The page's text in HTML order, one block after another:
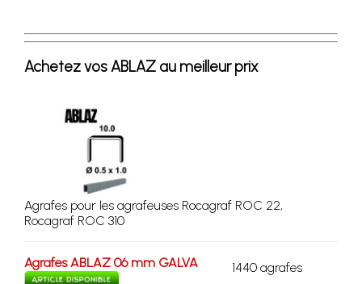
Achetez vos ABLAZ au meilleur prix
Agrafes pour les agrafeuses Rocagraf ROC 22,
Rocagraf ROC 310
Agrafes ABLAZ 06 mm GALVA
1440 agrafes